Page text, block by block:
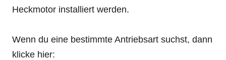
Heckmotor installiert werden.
Wenn du eine bestimmte Antriebsart suchst, dann
klicke hier: